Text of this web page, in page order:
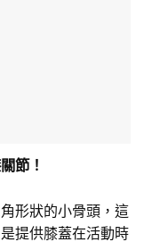
節！
形狀的小骨頭，這
提供膝蓋在活動時